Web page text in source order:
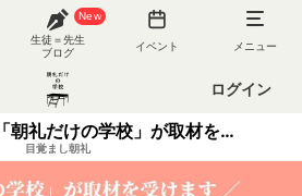
New
生徒＝先生
ブログ
イベント メニュー
ログイン
朝礼0-1-965 「朝礼だけの学校」が取材を受けます。あなたに起きた変化BEST3は？
目覚まし朝礼